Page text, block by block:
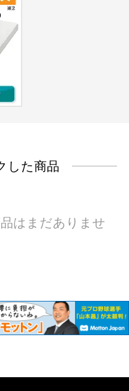
した商品
はまだありませ